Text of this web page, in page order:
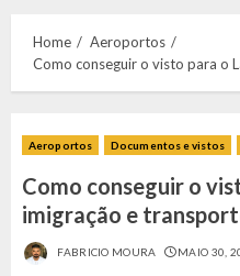
Home
Aeroportos
Como conseguir o visto para o
Aeroportos Documentos e vistos
Como conseguir o
imigração e
FABRICIO MOURA MAIO 30,